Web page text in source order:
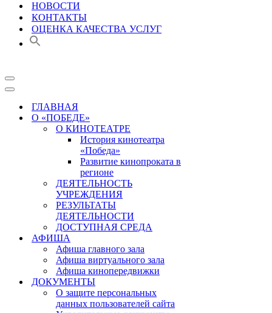
НОВОСТИ
КОНТАКТЫ
ОЦЕНКА КАЧЕСТВА УСЛУГ
Меню
навигации
Меню
навигацииГЛАВНАЯ
О «ПОБЕДЕ»
О КИНОТЕАТРЕ
История кинотеатра
«Победа»
Развитие кинопроката в
регионе
ДЕЯТЕЛЬНОСТЬ
УЧРЕЖДЕНИЯ
РЕЗУЛЬТАТЫ
ДЕЯТЕЛЬНОСТИ
ДОСТУПНАЯ СРЕДА
АФИША
Афиша главного зала
Афиша виртуального зала
Афиша кинопередвижки
ДОКУМЕНТЫ
О защите персональных
данных пользователей сайта